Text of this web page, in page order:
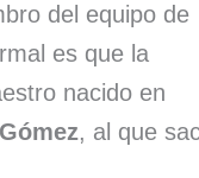
del equipo de
es que la
nacido en
, al que